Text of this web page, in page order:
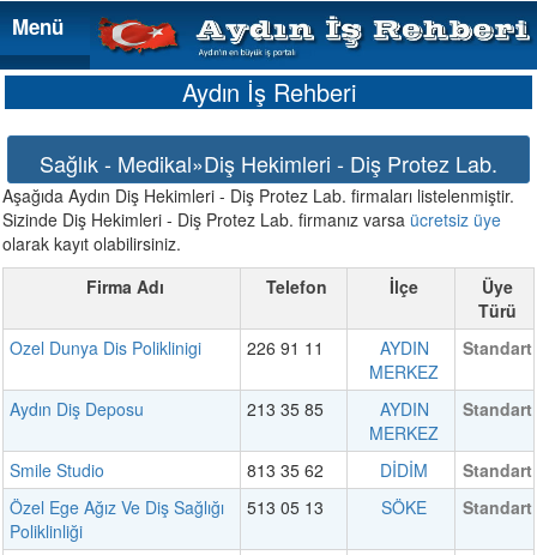
Menü
Menü
Aydın İş Rehberi
Sağlık - Medikal»Diş Hekimleri - Diş Protez Lab.
Aşağıda Aydın Diş Hekimleri - Diş Protez Lab. firmaları listelenmiştir.
Sizinde Diş Hekimleri - Diş Protez Lab. firmanız varsa ücretsiz üye
olarak kayıt olabilirsiniz.
Firma Adı
Telefon İlçe
Üye
Türü
Ozel Dunya Dis Poliklinigi
226 91 11
AYDIN
MERKEZ
Standart
Aydın Diş Deposu 213 35 85
AYDIN
MERKEZ
Standart
Smile Studio 813 35 62 DİDİM
Standart
Özel Ege Ağız Ve Diş Sağlığı
Poliklinliği
513 05 13 SÖKE Standart